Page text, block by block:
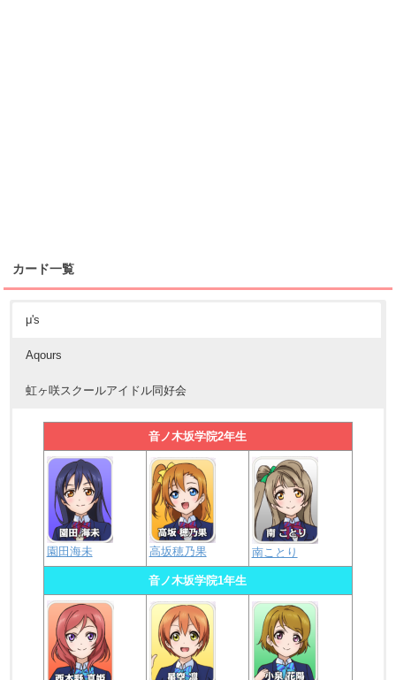
カード一覧
μ's
Aqours
虹ヶ咲スクールアイドル同好会
音ノ木坂学院2年生
園田海未 高坂穂乃果 南ことり
音ノ木坂学院1年生